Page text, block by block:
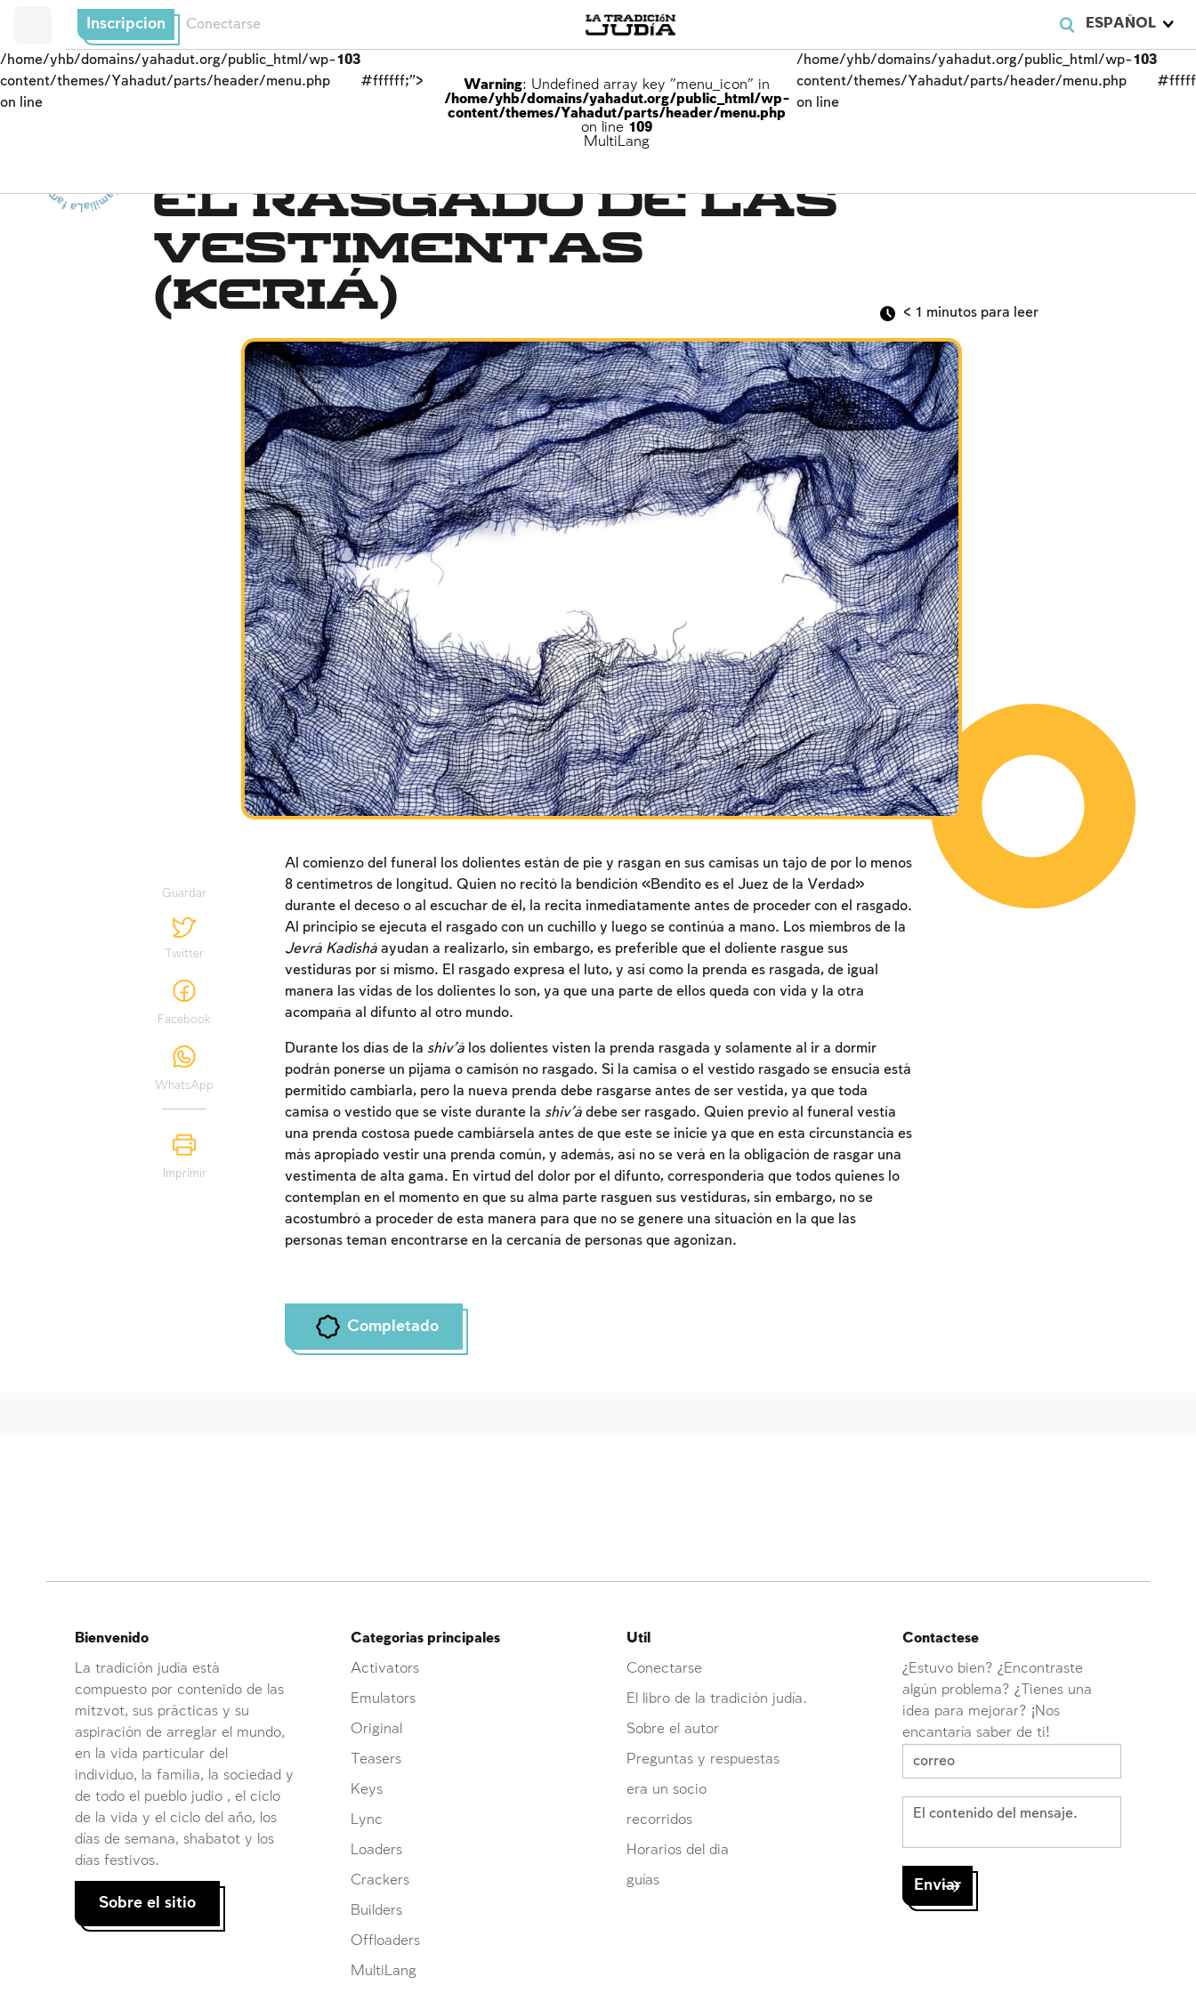
ESPAÑOL
Inscripcion Conectarse
/home/yhb/domains/yahadut.org/public_html/wp-
content/themes/Yahadut/parts/header/menu.php
on line
103
#ffffff;">
Warning: Undefined array key "menu_icon" in
/home/yhb/domains/yahadut.org/public_html/wp-
content/themes/Yahadut/parts/header/menu.php
on line 109
MultiLang
/home/yhb/domains/yahadut.org/public_html/wp-
content/themes/Yahadut/parts/header/menu.php
on line
103
La familia - La familia - La familia - La familia -- El rasgado de las
vestimentas
(keriá)
< 1 minutos para leer
Guardar
Twitter
Facebook
WhatsApp
Imprimir
Al comienzo del funeral los dolientes están de pie y rasgan en sus camisas un tajo de por lo menos
8 centímetros de longitud. Quien no recitó la bendición «Bendito es el Juez de la Verdad»
durante el deceso o al escuchar de él, la recita inmediatamente antes de proceder con el rasgado.
Al principio se ejecuta el rasgado con un cuchillo y luego se continúa a mano. Los miembros de la
Jevrá Kadisháayudan a realizarlo, sin embargo, es preferible que el doliente rasgue sus
vestiduras por sí mismo. El rasgado expresa el luto, y así como la prenda es rasgada, de igual
manera las vidas de los dolientes lo son, ya que una parte de ellos queda con vida y la otra
acompaña al difunto al otro mundo.
Durante los días de la shiv’álos dolientes visten la prenda rasgada y solamente al ir a dormir
podrán ponerse un pijama o camisón no rasgado. Si la camisa o el vestido rasgado se ensucia está
permitido cambiarla, pero la nueva prenda debe rasgarse antes de ser vestida, ya que toda
camisa o vestido que se viste durante la shiv’ádebe ser rasgado. Quien previo al funeral vestía
una prenda costosa puede cambiársela antes de que este se inicie ya que en esta circunstancia es
más apropiado vestir una prenda común, y además, así no se verá en la obligación de rasgar una
vestimenta de alta gama. En virtud del dolor por el difunto, correspondería que todos quienes lo
contemplan en el momento en que su alma parte rasguen sus vestiduras, sin embargo, no se
acostumbró a proceder de esta manera para que no se genere una situación en la que las
personas teman encontrarse en la cercanía de personas que agonizan.
Completado
Inscripcion requerida
Para marcar lo estudiado debe conectarse a su
cuenta o inscribirse.
Inscripcion Conectarse
Contactese
¿Estuvo bien? ¿Encontraste
algún problema? ¿Tienes una
idea para mejorar? ¡Nos
encantaría saber de ti!
Util
Conectarse
El libro de la tradición judía.
Sobre el autor
Preguntas y respuestas
era un socio
recorridos
Horarios del dia
guías
Categorias principales
Activators
Emulators
Original
Teasers
Keys
Lync
Loaders
Crackers
Builders
Offloaders
MultiLang
Bienvenido
La tradición judía está
compuesto por contenido de las
mitzvot, sus prácticas y su
aspiración de arreglar el mundo,
en la vida particular del
individuo, la familia, la sociedad y
de todo el pueblo judio , el ciclo
de la vida y el ciclo del año, los
días de semana, shabatot y los
días festivos.
Sobre el sitio